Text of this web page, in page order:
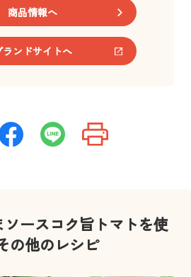
商品情報へ
ランドサイトへ
ースコク旨トマトを使
の他のレシピ